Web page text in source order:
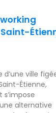
d’une ville
Étienne,
s’impose
alternative